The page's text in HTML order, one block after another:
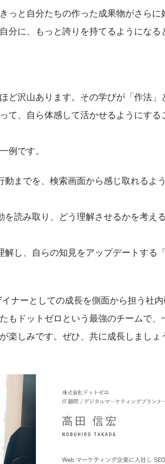
っと自分たちの作った成果物がさらに
分に、もっと誇りを持てるようになる
ど沢山あります。その学びが「作法」
て、自ら体感して活かせるようにする
例です。
までを、検索画面から感じ取れるよ
読み取り、どう理解させるかを考え
し、自らの知見をアップデートする
ナーとしての成長を側面から担う社
もドットゼロという最強のチームで、
しみです。ぜひ、共に成長しましょ